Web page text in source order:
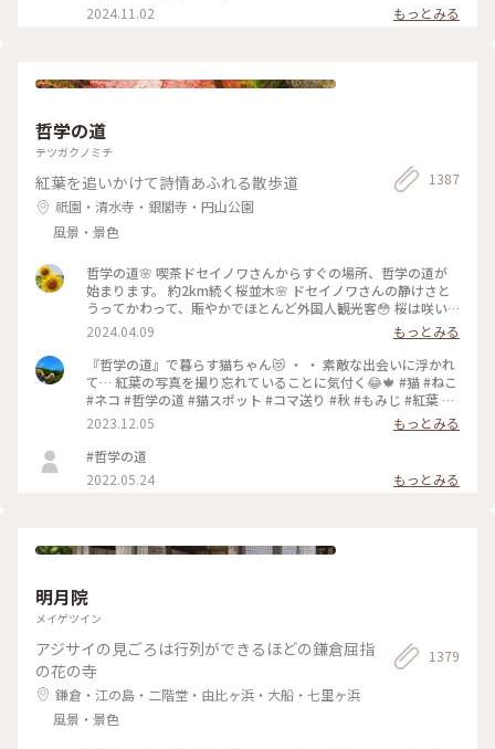
2024.11.02
もっとみる
哲学の道
テツガクノミチ
紅葉を追いかけて詩情あふれる散歩道
祇園・清水寺・銀閣寺・円山公園
風景・景色
1387
哲学の道🌸 喫茶ドセイノワさんからすぐの場所、哲学の道が
始まります。 約2km続く桜並木🌸 ドセイノワさんの静けさと
うってかわって、賑やかでほとんど外国人観光客😳 桜は咲い
ているのに異国を旅行しているような気分になります☺️ 途中
で霊鑑寺に寄りながら、気持ちのいいお散歩になりました🌸 #
哲学の道 #桜 #お花見 #京都 #春色さがし #電車旅
2024.04.09
もっとみる
『哲学の道』で暮らす猫ちゃん😻 ・ ・ 素敵な出会いに浮かれ
て… 紅葉の写真を撮り忘れていることに気付く😂🍁 #猫 #ねこ
#ネコ #哲学の道 #猫スポット #コマ送り #秋 #もみじ #紅葉 #
京都紅葉 #京都散策 #京都 #左京区 #岡崎エリア #kyoto #こと
りっぷ京都 #私のことりっぷ旅 #カフー
2023.12.05
もっとみる
#哲学の道
2022.05.24
もっとみる
明月院
メイゲツイン
アジサイの見ごろは行列ができるほどの鎌倉屈指
の花の寺
鎌倉・江の島・二階堂・由比ヶ浜・大船・七里ヶ浜
風景・景色
1379